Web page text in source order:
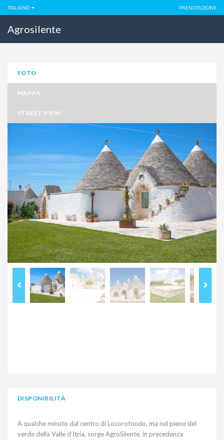
ITALIANO PRENOTAZIONE
Agrosilente
FOTO
MAPPA
STREET VIEW
DISPONIBILITÀ
A qualche minuto dal centro di Locorotondo, ma nel pieno del
verde della Valle d’Itria, sorge AgroSilente, in precedenza